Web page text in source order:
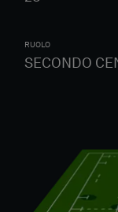
RUOLO
SECONDO